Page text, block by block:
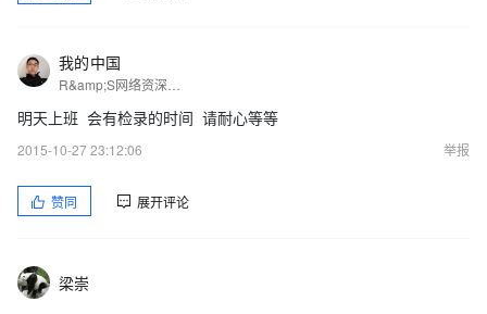
我的中国
明天上班 会有检录的时间 请耐心等等
2015-10-27 23:12:06
举报
赞同 展开评论
梁崇